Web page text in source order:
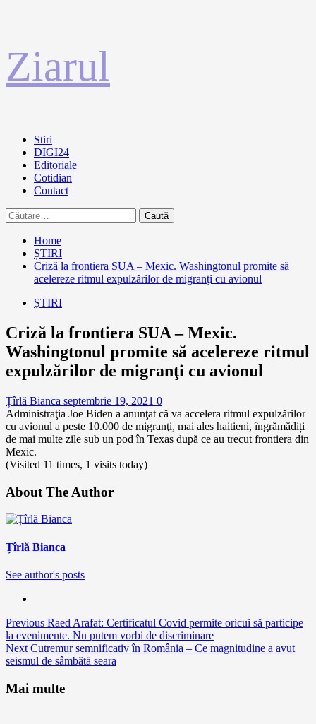
la
conținut
Ziarul
Primary
Menu
Stiri
DIGI24
Editoriale
Cotidian
Contact
Caută
după:
Home
ȘTIRI
Criză la frontiera SUA – Mexic. Washingtonul promite să
acelereze ritmul expulzărilor de migranţi cu avionul
ȘTIRI
Criză la frontiera SUA – Mexic.
Washingtonul promite să acelereze ritmul
expulzărilor de migranţi cu avionul
Țîrlă Bianca septembrie 19, 2021 0
Administraţia Joe Biden a anunţat că va accelera ritmul expulzărilor
cu avionul a peste 10.000 de migranţi, mai ales haitieni, îngrămădiți
de mai multe zile sub un pod în Texas după ce au trecut frontiera din
Mexic.
(Visited 11 times, 1 visits today)
About The Author
Țîrlă Bianca
See author's posts
Continue
Reading
Previous Raed Arafat: Certificatul Covid permite oricui să participe
la evenimente. Nu putem vorbi de discriminare
Next Cutremur semnificativ în România – Ce magnitudine a avut
seismul de sâmbătă seara
Mai multe